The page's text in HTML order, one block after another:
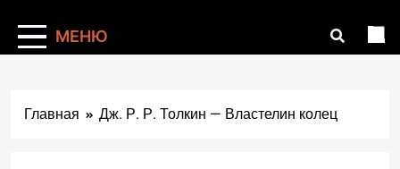
МЕНЮ
Главная Дж. Р. Р. Толкин — Властелин колец